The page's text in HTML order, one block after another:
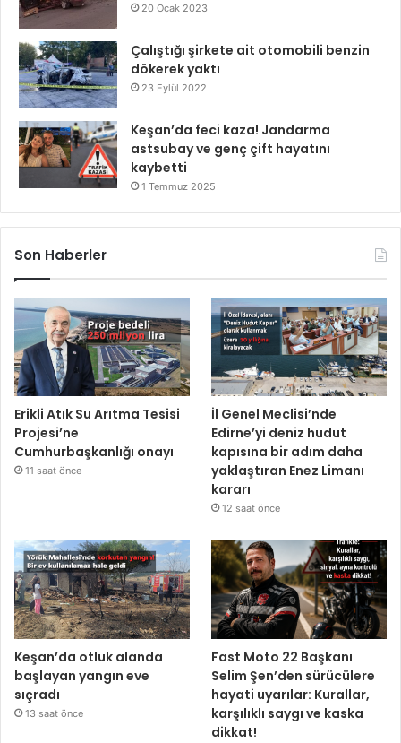
20 Ocak 2023
Çalıştığı şirkete ait otomobili benzin
dökerek yaktı
23 Eylül 2022
Keşan’da feci kaza! Jandarma
astsubay ve genç çift hayatını
kaybetti
1 Temmuz 2025
Son Haberler
Erikli Atık Su Arıtma Tesisi
Projesi’ne
Cumhurbaşkanlığı onayı
11 saat önce
İl Genel Meclisi’nde
Edirne’yi deniz hudut
kapısına bir adım daha
yaklaştıran Enez Limanı
kararı
12 saat önce
Keşan’da otluk alanda
başlayan yangın eve
sıçradı
13 saat önce
Fast Moto 22 Başkanı
Selim Şen’den sürücülere
hayati uyarılar: Kurallar,
karşılıklı saygı ve kaska
dikkat!